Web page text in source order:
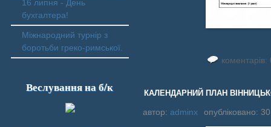
16 липня - День
бухгалтера!
Міжнародний турнір з
боротьби греко-римської.
Веслування на б/к
коментарів:
КАЛЕНДАРНИЙ ПЛАН
автор: adminx опубліковано: